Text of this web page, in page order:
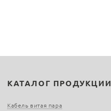
КАТАЛОГ ПРОДУКЦИИ
Кабель витая пара